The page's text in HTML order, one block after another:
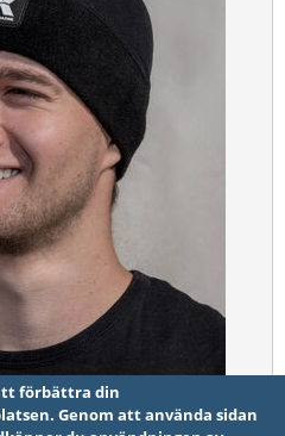
förbättra din
sidan